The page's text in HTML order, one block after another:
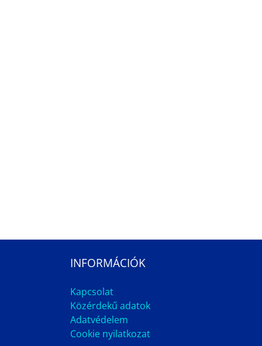
INFORMÁCIÓK
Kapcsolat
Közérdekű adatok
Adatvédelem
Cookie nyilatkozat